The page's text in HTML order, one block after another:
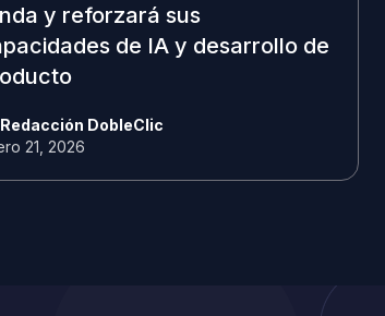
y reforzará sus
de IA y desarrollo de
Redacción DobleClic
21, 2026